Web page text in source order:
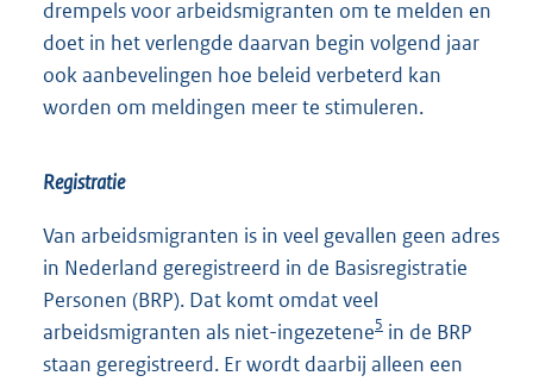
drempels voor arbeidsmigranten om te melden en
doet in het verlengde daarvan begin volgend jaar
ook aanbevelingen hoe beleid verbeterd kan
worden om meldingen meer te stimuleren.
Registratie
Van arbeidsmigranten is in veel gevallen geen adres
in Nederland geregistreerd in de Basisregistratie
Personen (BRP). Dat komt omdat veel
arbeidsmigranten als niet-ingezetene5 in de BRP
staan geregistreerd. Er wordt daarbij alleen een